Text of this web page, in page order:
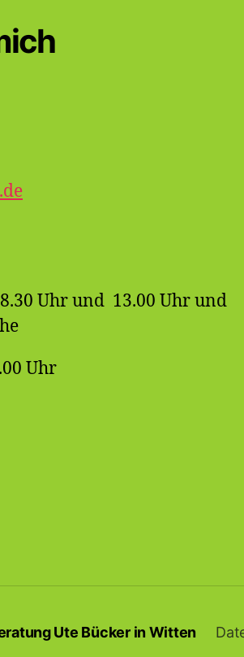
Uhr und 13.00 Uhr und
Uhr
Ute Bücker in Witten